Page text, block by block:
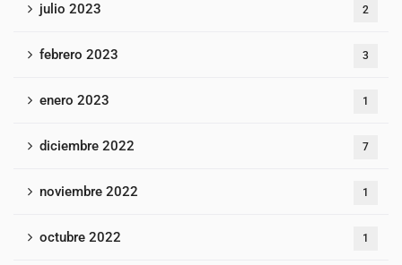
julio 2023 2
febrero 2023 3
enero 2023 1
diciembre 2022 7
noviembre 2022 1
octubre 2022 1